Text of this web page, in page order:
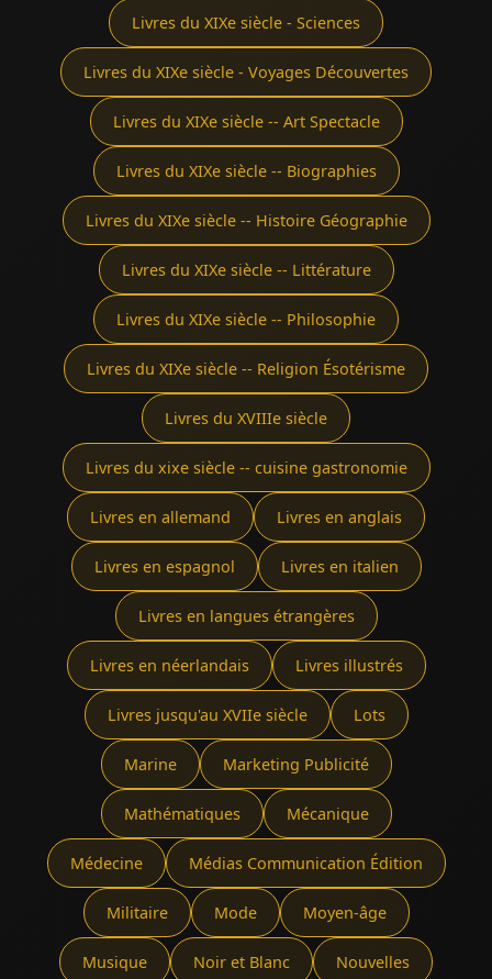
Livres du XIXe siècle - Sciences
Livres du XIXe siècle - Voyages Découvertes
Livres du XIXe siècle -- Art Spectacle
Livres du XIXe siècle -- Biographies
Livres du XIXe siècle -- Histoire Géographie
Livres du XIXe siècle -- Littérature
Livres du XIXe siècle -- Philosophie
Livres du XIXe siècle -- Religion Ésotérisme
Livres du XVIIIe siècle
Livres du xixe siècle -- cuisine gastronomie
Livres en allemand Livres en anglais
Livres en espagnol Livres en italien
Livres en langues étrangères
Livres en néerlandais Livres illustrés
Livres jusqu'au XVIIe siècle Lots
Marine Marketing Publicité
Mathématiques Mécanique
Médecine Médias Communication Édition
Militaire Mode Moyen-âge
Musique Noir et Blanc Nouvelles